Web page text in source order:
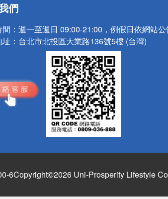
們
： 週一至週日 09:00-21:00，例假日依網站
： 台北市北投區大業路136號5樓 (台灣)
6Copyright©2026 Uni-Prosperity Lifestyle